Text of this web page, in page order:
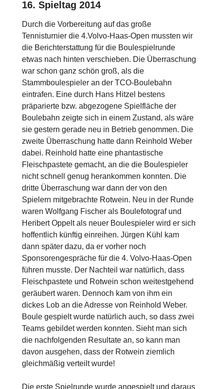
16. Spieltag 2014
Durch die Vorbereitung auf das große
Tennisturnier die 4.Volvo-Haas-Open mussten wir
die Berichterstattung für die Boulespielrunde
etwas nach hinten verschieben. Die Überraschung
war schon ganz schön groß, als die
Stammboulespieler an der TCO-Boulebahn
eintrafen. Eine durch Hans Hitzel bestens
präparierte bzw. abgezogene Spielfläche der
Boulebahn zeigte sich in einem Zustand, als wäre
sie gestern gerade neu in Betrieb genommen. Die
zweite Überraschung hatte dann Reinhold Weber
dabei. Reinhold hatte eine phantastische
Fleischpastete gemacht, an die die Boulespieler
nicht schnell genug herankommen konnten. Die
dritte Überraschung war dann der von den
Spielern mitgebrachte Rotwein. Neu in der Runde
waren Wolfgang Fischer als Boulefotograf und
Heribert Oppelt als neuer Boulespieler wird er sich
hoffentlich künftig einreihen. Jürgen Kühl kam
dann später dazu, da er vorher noch
Sponsorengespräche für die 4. Volvo-Haas-Open
führen musste. Der Nachteil war natürlich, dass
Fleischpastete und Rotwein schon weitestgehend
geräubert waren. Dennoch kam von ihm ein
dickes Lob an die Adresse von Reinhold Weber.
Boule gespielt wurde natürlich auch, so dass zwei
Teams gebildet werden konnten. Sieht man sich
die nachfolgenden Resultate an, so kann man
davon ausgehen, dass der Rotwein ziemlich
gleichmäßig verteilt wurde!
Die erste Spielrunde wurde angespielt und daraus